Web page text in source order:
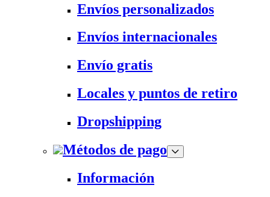
Envíos personalizados
Envíos internacionales
Envío gratis
Locales y puntos de retiro
Dropshipping
Métodos de pago
Información